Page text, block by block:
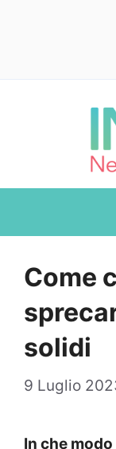
Come
solidi
9 Luglio
In che